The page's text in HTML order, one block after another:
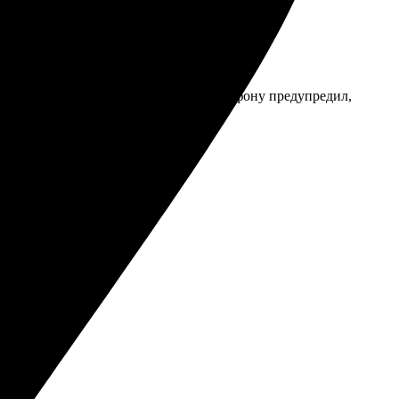
не так заметно. Сотрудник по телефону предупредил,